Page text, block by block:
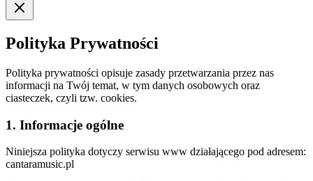
Polityka Prywatności
Polityka prywatności opisuje zasady przetwarzania przez nas
informacji na Twój temat, w tym danych osobowych oraz
ciasteczek, czyli tzw. cookies.
1. Informacje ogólne
Niniejsza polityka dotyczy serwisu www działającego pod adresem:
cantaramusic.pl